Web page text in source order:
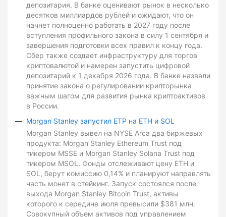
депозитария. В банке оценивают рынок в несколько
десятков миллиардов рублей и ожидают, что он
начнет полноценно работать в 2027 году после
вступления профильного закона в силу 1 сентября и
завершения подготовки всех правил к концу года.
Сбер также создает инфраструктуру для торгов
криптовалютой и намерен запустить цифровой
депозитарий к 1 декабря 2026 года. В банке назвали
принятие закона о регулировании крипторынка
важным шагом для развития рынка криптоактивов
в России.
Morgan Stanley запустил ETP на ETH и SOL
Morgan Stanley вывел на NYSE Arca два биржевых
продукта: Morgan Stanley Ethereum Trust под
тикером MSSE и Morgan Stanley Solana Trust под
тикером MSOL. Фонды отслеживают цену ETH и
SOL, берут комиссию 0,14% и планируют направлять
часть монет в стейкинг. Запуск состоялся после
выхода Morgan Stanley Bitcoin Trust, активы
которого к середине июля превысили $381 млн.
Совокупный объем активов под управлением